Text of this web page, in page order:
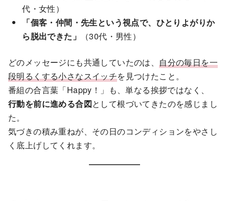
代・女性）
「個客・仲間・先生という視点で、ひとりよがりか
ら脱出できた」
（30代・男性）
どのメッセージにも共通していたのは、自分の毎日を一
段明るくする小さなスイッチを見つけたこと。
番組の合言葉「Happy！」も、単なる挨拶ではなく、
行動を前に進める合図として根づいてきたのを感じまし
た。
気づきの積み重ねが、その日のコンディションをやさし
く底上げしてくれます。